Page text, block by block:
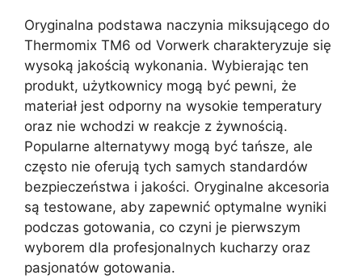
Oryginalna podstawa naczynia miksującego do
Thermomix TM6 od Vorwerk charakteryzuje się
wysoką jakością wykonania. Wybierając ten
produkt, użytkownicy mogą być pewni, że
materiał jest odporny na wysokie temperatury
oraz nie wchodzi w reakcje z żywnością.
Popularne alternatywy mogą być tańsze, ale
często nie oferują tych samych standardów
bezpieczeństwa i jakości. Oryginalne akcesoria
są testowane, aby zapewnić optymalne wyniki
podczas gotowania, co czyni je pierwszym
wyborem dla profesjonalnych kucharzy oraz
pasjonatów gotowania.